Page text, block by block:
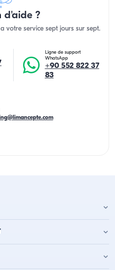
d'aide ?
votre service sept jours sur sept.
Ligne de support
WhatsApp
+90 552 822 37
83